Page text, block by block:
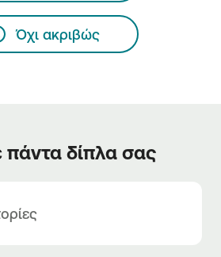
Όχι ακριβώς
πάντα δίπλα σας